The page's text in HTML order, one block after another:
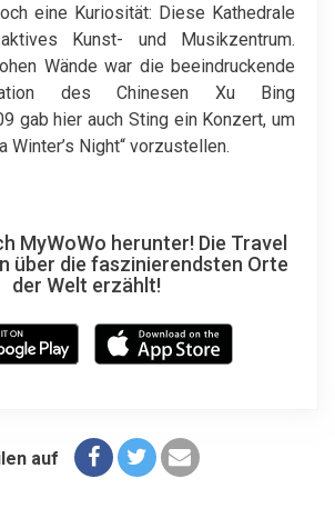
eine Kuriosität: Diese Kathedrale
Kunst- und Musikzentrum.
Wände war die beeindruckende
des Chinesen Xu Bing
gab hier auch Sting ein Konzert, um
Winter’s Night“ vorzustellen.
MyWoWo herunter! Die Travel
über die faszinierendsten Orte
der Welt erzählt!
auf